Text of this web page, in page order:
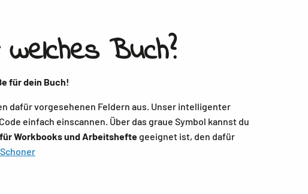
Buch?
für dein Buch!
dafür vorgesehenen Feldern aus. Unser intelligenter
einfach einscannen. Über das graue Symbol kannst du
Workbooks und Arbeitsheftegeeignet ist, den dafür